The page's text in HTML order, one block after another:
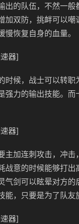
出的队伍，不然一
加双防，挑衅可以
慢恢复自身的血量。
器]
时候，战士可以转
强力的输出技能。
器]
主加连刺攻击，冲
战意的时候能够打
气剑可以眩晕对方的
能，只要是为了队友
器]